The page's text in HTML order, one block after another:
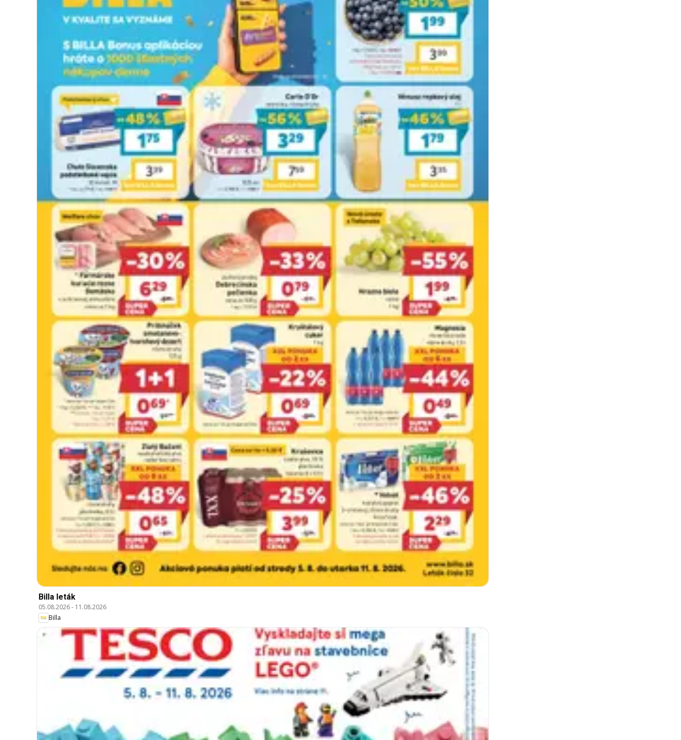
Billa leták
05.08.2026- 11.08.2026
Billa